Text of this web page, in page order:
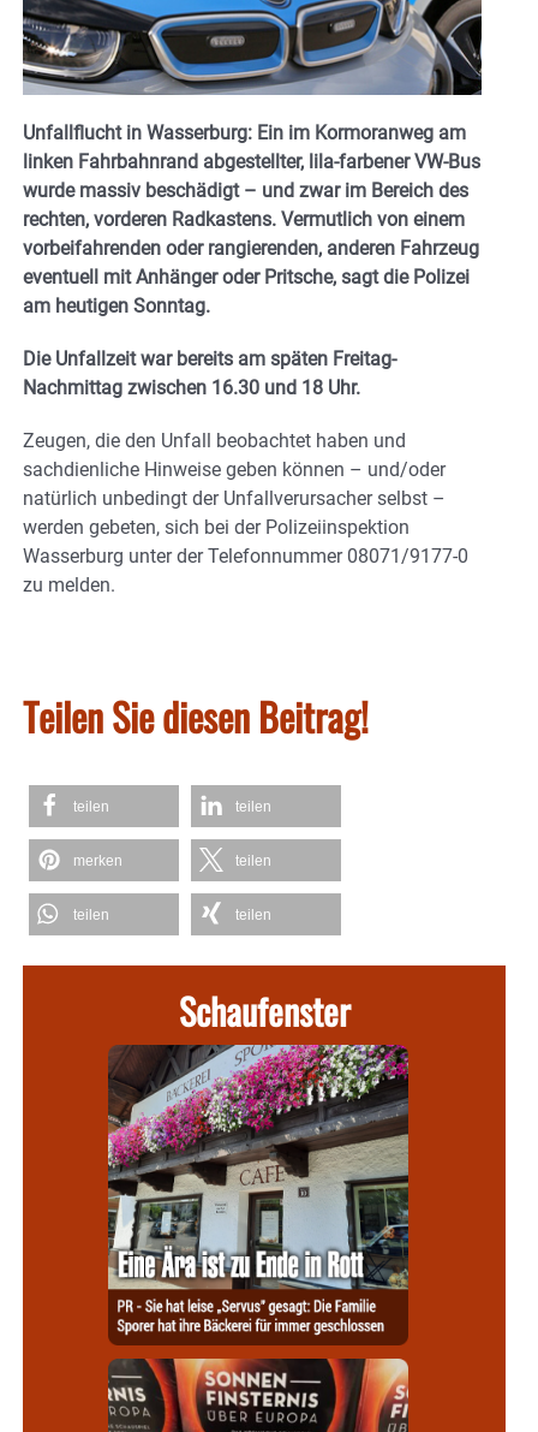
Unfallflucht in Wasserburg: Ein im Kormoranweg am
linken Fahrbahnrand abgestellter, lila-farbener VW-Bus
wurde massiv beschädigt – und zwar im Bereich des
rechten, vorderen Radkastens. Vermutlich von einem
vorbeifahrenden oder rangierenden, anderen Fahrzeug
eventuell mit Anhänger oder Pritsche, sagt die Polizei
am heutigen Sonntag.
Die Unfallzeit war bereits am späten Freitag-
Nachmittag zwischen 16.30 und 18 Uhr.
Zeugen, die den Unfall beobachtet haben und
sachdienliche Hinweise geben können – und/oder
natürlich unbedingt der Unfallverursacher selbst –
werden gebeten, sich bei der Polizeiinspektion
Wasserburg unter der Telefonnummer 08071/9177-0
zu melden.
Teilen Sie diesen Beitrag!
teilen teilen
merken teilen
teilen teilen
Schaufenster